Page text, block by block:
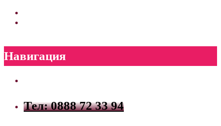
Навигация
Тел: 0888 72 33 94